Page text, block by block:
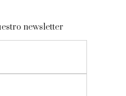
newsletter